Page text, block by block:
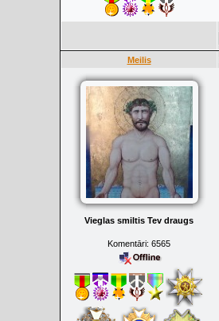
Meilis
Vieglas smiltis Tev draugs
Komentāri: 6565